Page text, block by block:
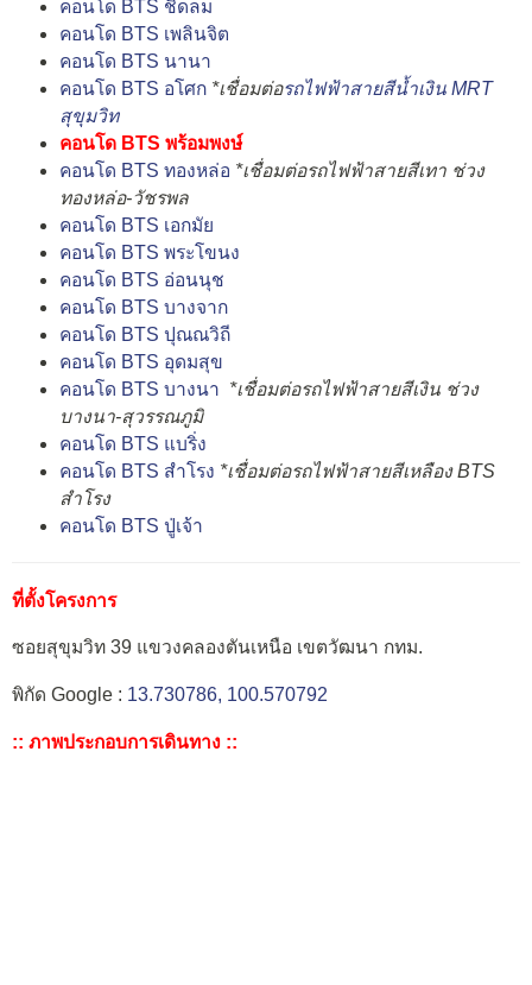
คอนโด BTS ชิดลม
คอนโด BTS เพลินจิต
คอนโด BTS นานา
คอนโด BTS อโศก *เชื่อมต่อรถไฟฟ้าสายสีน้ำเงิน MRT
สุขุมวิท
คอนโด BTS พร้อมพงษ์
คอนโด BTS ทองหล่อ *เชื่อมต่อรถไฟฟ้าสายสีเทา ช่วง
ทองหล่อ-วัชรพล
คอนโด BTS เอกมัย
คอนโด BTS พระโขนง
คอนโด BTS อ่อนนุช
คอนโด BTS บางจาก
คอนโด BTS ปุณณวิถี
คอนโด BTS อุดมสุข
คอนโด BTS บางนา *เชื่อมต่อรถไฟฟ้าสายสีเงิน ช่วง
บางนา-สุวรรณภูมิ
คอนโด BTS แบริ่ง
คอนโด BTS สำโรง *เชื่อมต่อรถไฟฟ้าสายสีเหลือง BTS
สำโรง
คอนโด BTS ปู่เจ้า
ที่ตั้งโครงการ
ซอยสุขุมวิท 39 แขวงคลองตันเหนือ เขตวัฒนา กทม.
พิกัด Google : 13.730786, 100.570792
:: ภาพประกอบการเดินทาง ::